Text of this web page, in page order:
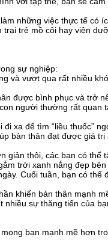
những việc thực tế có
trẻ mồ côi hay viện
sự nghiệp:
và vượt qua rất nhiều khó
được bình phục và trở
người thường rất quan
xa để tìm “liều thuốc”
bản thân đạt được giá trị
giản thôi, các bạn có thể
trời xanh nắng đẹp
Cuối tuần, bạn có thể
khiến bản thân mạnh
nhiều sự thăng tiến của
bạn mạnh mẽ hơn